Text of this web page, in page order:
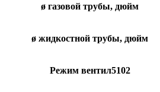
ø газовой трубы, дюйм
ø жидкостной трубы, дюйм
Режим вентил5102